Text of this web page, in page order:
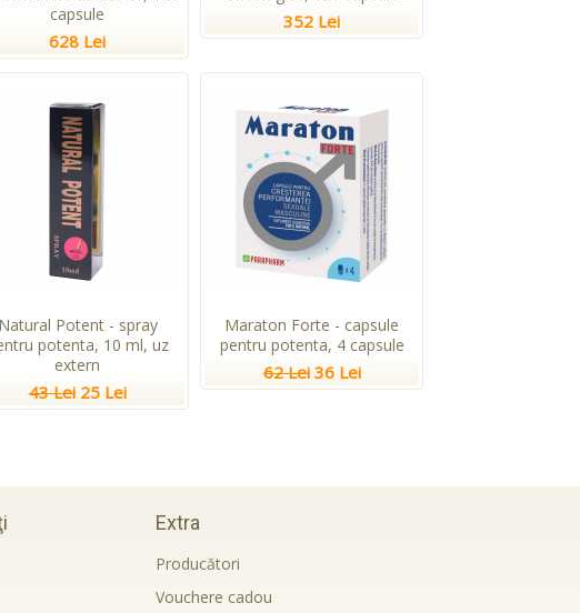
capsule
628 Lei
352 Lei
Natural Potent - spray
potenta, 10 ml, uz
extern
43 Lei 25 Lei
Maraton Forte - capsule
pentru potenta, 4 capsule
62 Lei 36 Lei
Extra
Producători
Vouchere cadou